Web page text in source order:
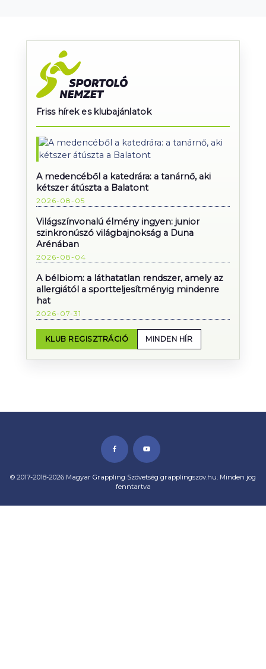
Friss hírek es klubajánlatok
A medencéből a katedrára: a tanárnő, aki
kétszer átúszta a Balatont
2026-08-05
Világszínvonalú élmény ingyen: junior
szinkronúszó világbajnokság a Duna
Arénában
2026-08-04
A bélbiom: a láthatatlan rendszer, amely az
allergiától a sportteljesítményig mindenre
hat
2026-07-31
KLUB REGISZTRÁCIÓ MINDEN HÍR
© 2017-2018-2026 Magyar Grappling Szövetség grapplingszov.hu. Minden jog
fenntartva